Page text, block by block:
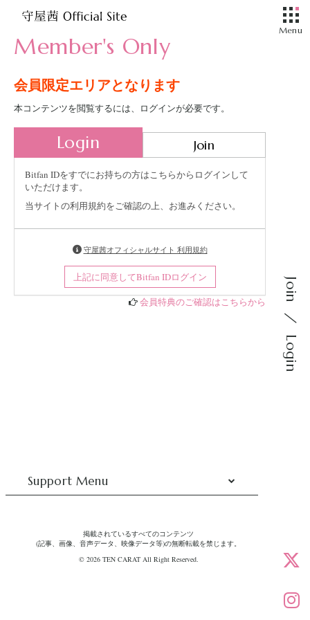
Join
Login
Member's Only
会員限定エリアとなります
本コンテンツを閲覧するには、ログインが必要です。
Login Join
Bitfan IDをすでにお持ちの方はこちらからログインして
いただけます。
当サイトの利用規約をご確認の上、お進みください。
守屋茜オフィシャルサイト 利用規約
上記に同意してBitfan IDログイン
会員特典のご確認はこちらから
Support Menu
掲載されているすべてのコンテンツ
(記事、画像、音声データ、映像データ等)の無断転載を禁じます。
© 2026 TEN CARAT All Right Reserved.